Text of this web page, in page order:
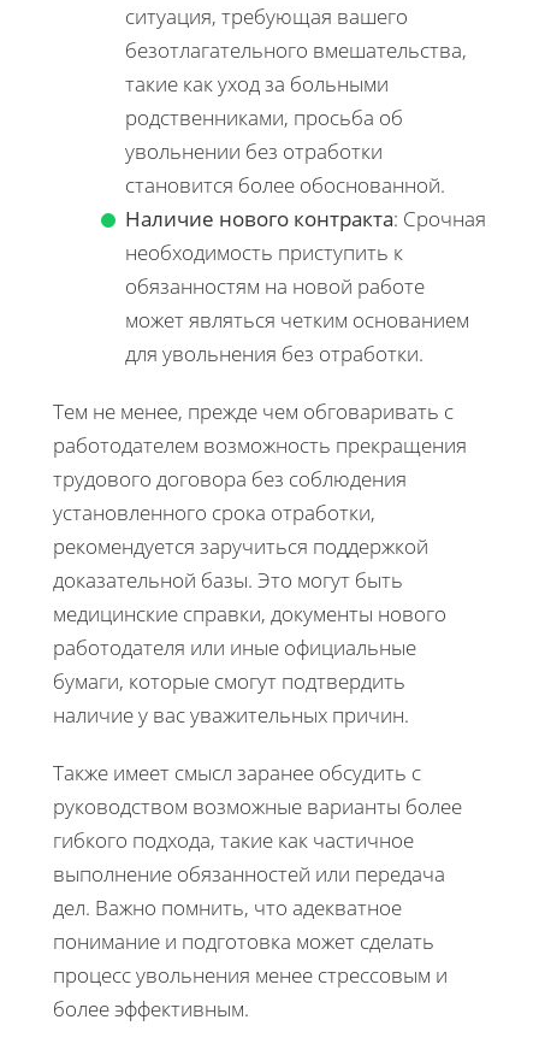
ситуация, требующая вашего
безотлагательного вмешательства,
такие как уход за больными
родственниками, просьба об
увольнении без отработки
становится более обоснованной.
Наличие нового контракта: Срочная
необходимость приступить к
обязанностям на новой работе
может являться четким основанием
для увольнения без отработки.
Тем не менее, прежде чем обговаривать с
работодателем возможность прекращения
трудового договора без соблюдения
установленного срока отработки,
рекомендуется заручиться поддержкой
доказательной базы. Это могут быть
медицинские справки, документы нового
работодателя или иные официальные
бумаги, которые смогут подтвердить
наличие у вас уважительных причин.
Также имеет смысл заранее обсудить с
руководством возможные варианты более
гибкого подхода, такие как частичное
выполнение обязанностей или передача
дел. Важно помнить, что адекватное
понимание и подготовка может сделать
процесс увольнения менее стрессовым и
более эффективным.